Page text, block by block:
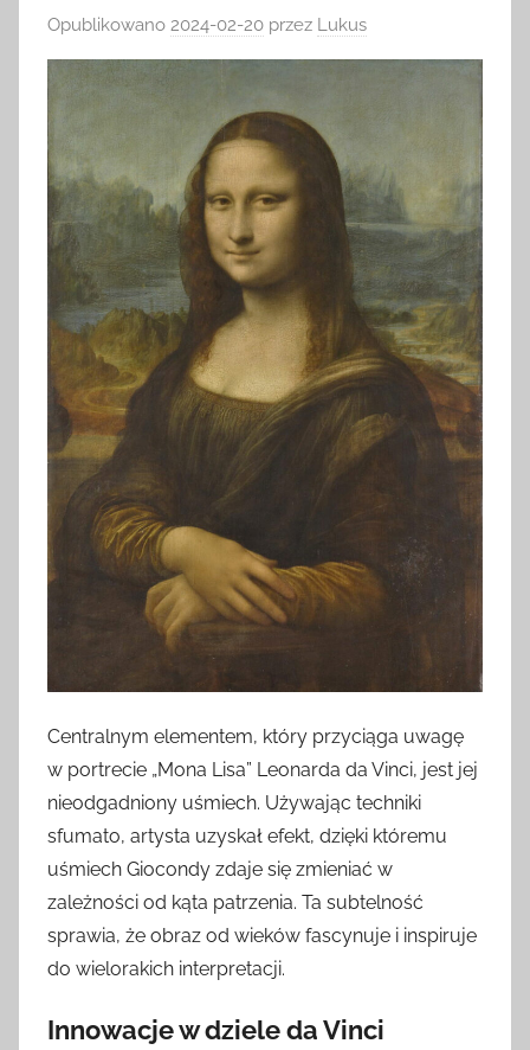
Opublikowano 2024-02-20 przez Lukus
Centralnym elementem, który przyciąga uwagę
w portrecie „Mona Lisa” Leonarda da Vinci, jest jej
nieodgadniony uśmiech. Używając techniki
sfumato, artysta uzyskał efekt, dzięki któremu
uśmiech Giocondy zdaje się zmieniać w
zależności od kąta patrzenia. Ta subtelność
sprawia, że obraz od wieków fascynuje i inspiruje
do wielorakich interpretacji.
Innowacje w dziele da Vinci